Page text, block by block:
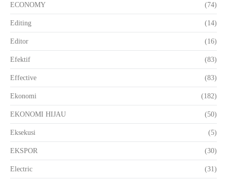
ECONOMY (74)
Editing (14)
Editor (16)
Efektif (83)
Effective (83)
Ekonomi (182)
EKONOMI HIJAU (50)
Eksekusi (5)
EKSPOR (30)
Electric (31)